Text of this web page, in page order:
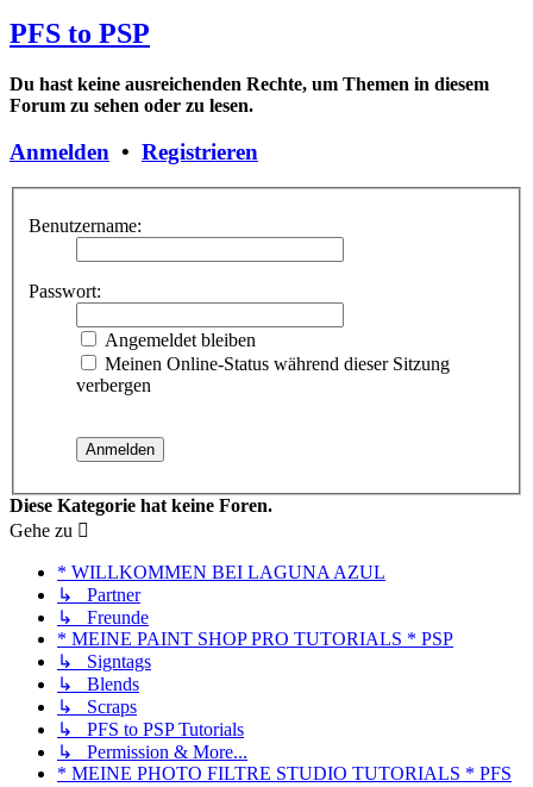
PFS to PSP
Du hast keine ausreichenden Rechte, um Themen in diesem
Forum zu sehen oder zu lesen.
Anmelden • Registrieren
Benutzername:
Passwort:
Angemeldet bleiben
Meinen Online-Status während dieser Sitzung
verbergen
Diese Kategorie hat keine Foren.
Gehe zu
* WILLKOMMEN BEI LAGUNA AZUL
↳ Partner
↳ Freunde
* MEINE PAINT SHOP PRO TUTORIALS * PSP
↳ Signtags
↳ Blends
↳ Scraps
↳ PFS to PSP Tutorials
↳ Permission & More...
* MEINE PHOTO FILTRE STUDIO TUTORIALS * PFS